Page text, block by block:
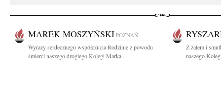
MAREK MOSZYŃSKI POZNAŃ
Wyrazy serdecznego współczucia Rodzinie z powodu
śmierci naszego drogiego Kolegi Marka...
Z żalem i
naszego